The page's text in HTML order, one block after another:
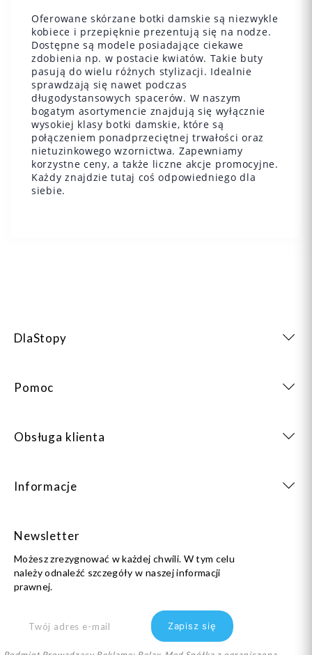
Oferowane skórzane botki damskie są niezwykle
kobiece i przepięknie prezentują się na nodze.
Dostępne są modele posiadające ciekawe
zdobienia np. w postacie kwiatów. Takie buty
pasują do wielu różnych stylizacji. Idealnie
sprawdzają się nawet podczas
długodystansowych spacerów. W naszym
bogatym asortymencie znajdują się wyłącznie
wysokiej klasy botki damskie, które są
połączeniem ponadprzeciętnej trwałości oraz
nietuzinkowego wzornictwa. Zapewniamy
korzystne ceny, a także liczne akcje promocyjne.
Każdy znajdzie tutaj coś odpowiedniego dla
siebie.
DlaStopy
Pomoc
Obsługa klienta
Informacje
Newsletter
Możesz zrezygnować w każdej chwili. W tym celu
należy odnaleźć szczegóły w naszej informacji
prawnej.